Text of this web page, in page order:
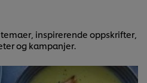
inspirerende oppskrifter,
og kampanjer.